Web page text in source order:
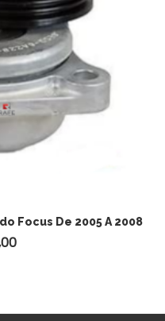
Focus De 2005 A 2008